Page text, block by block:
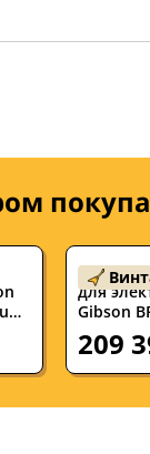
Б/У
для
Gibson
Coil и
209